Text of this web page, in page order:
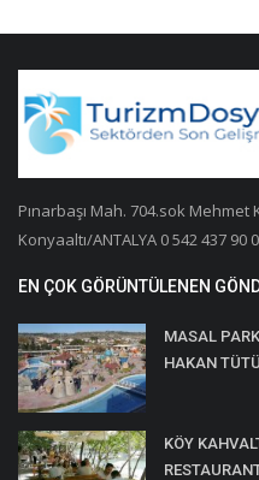
Pınarbaşı Mah. 704.sok Mehmet
Konyaaltı/ANTALYA 0 542 437 90
EN ÇOK GÖRÜNTÜLENEN
MASAL
HAKAN
KÖY